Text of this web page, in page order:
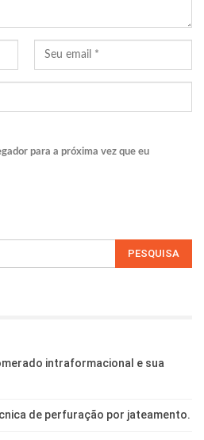
para a próxima vez que eu
intraformacional e sua
de perfuração por jateamento.